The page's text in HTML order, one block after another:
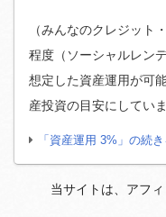
（みんなのクレジット
程度（ソーシャルレン
想定した資産運用が可
産投資の目安にしてい
「資産運用 3%」の続
当サイトは、アフ